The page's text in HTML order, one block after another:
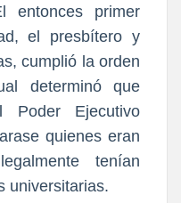
entonces primer
el presbítero y
cumplió la orden
determinó que
Poder Ejecutivo
quienes eran
tenían
universitarias.